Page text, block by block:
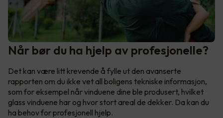
Når bør du ha hjelp av profesjonelle?
Det kan være litt krevende å fylle ut den avanserte
rapporten om du ikke vet all boligens tekniske informasjon,
som for eksempel når vinduene dine ble produsert, hvilket
glass vinduene har og hvor stort areal de dekker. Da kan du
ha behov for profesjonell hjelp.